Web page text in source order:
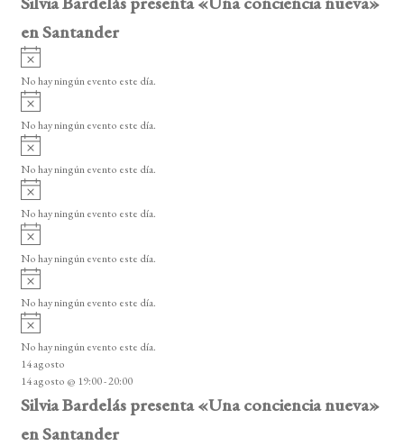
en Santander
A
v
i
o
No hay ningún evento este día.
A
v
i
o
No hay ningún evento este día.
A
v
i
o
No hay ningún evento este día.
A
v
i
o
No hay ningún evento este día.
A
v
i
o
No hay ningún evento este día.
A
v
i
o
No hay ningún evento este día.
A
v
i
s
o
No hay ningún evento este día.
14 agosto
14 agosto @ 19:00-20:00
Silvia Bardelás presenta «Una conciencia nueva»
en Santander